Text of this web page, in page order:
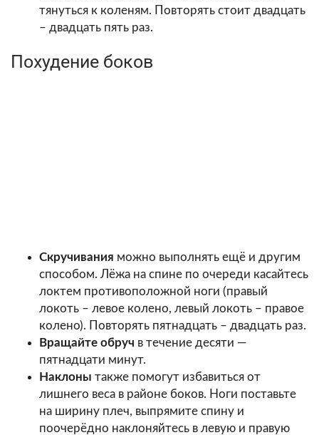
тянуться к коленям. Повторять стоит двадцать
– двадцать пять раз.
Похудение боков
Скручивания можно выполнять ещё и другим
способом. Лёжа на спине по очереди касайтесь
локтем противоположной ноги (правый
локоть – левое колено, левый локоть – правое
колено). Повторять пятнадцать – двадцать раз.
Вращайте обруч в течение десяти —
пятнадцати минут.
Наклоны также помогут избавиться от
лишнего веса в районе боков. Ноги поставьте
на ширину плеч, выпрямите спину и
поочерёдно наклоняйтесь в левую и правую